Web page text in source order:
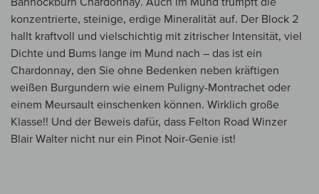
konzentrierte, steinige, erdige Mineralität auf. Der Block 2
hallt kraftvoll und vielschichtig mit zitrischer Intensität, viel
Dichte und Bums lange im Mund nach – das ist ein
Chardonnay, den Sie ohne Bedenken neben kräftigen
weißen Burgundern wie einem Puligny-Montrachet oder
einem Meursault einschenken können. Wirklich große
Klasse!! Und der Beweis dafür, dass Felton Road Winzer
Blair Walter nicht nur ein Pinot Noir-Genie ist!